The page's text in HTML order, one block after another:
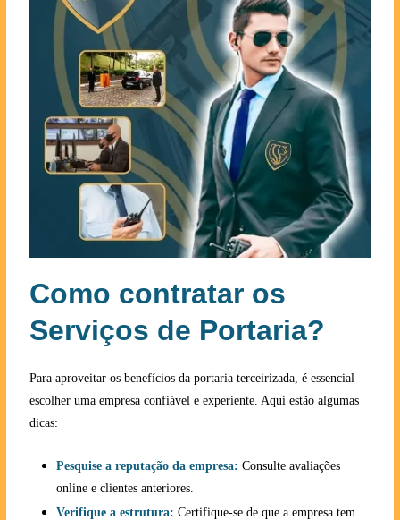
Como contratar os
Serviços de Portaria?
Para aproveitar os benefícios da portaria terceirizada, é essencial
escolher uma empresa confiável e experiente. Aqui estão algumas
dicas:
Pesquise a reputação da empresa: Consulte avaliações
online e clientes anteriores.
Verifique a estrutura: Certifique-se de que a empresa tem